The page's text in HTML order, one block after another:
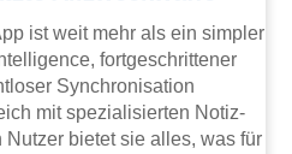
ist weit mehr als ein simpler
fortgeschrittener
Synchronisation
mit spezialisierten Notiz-
bietet sie alles, was für